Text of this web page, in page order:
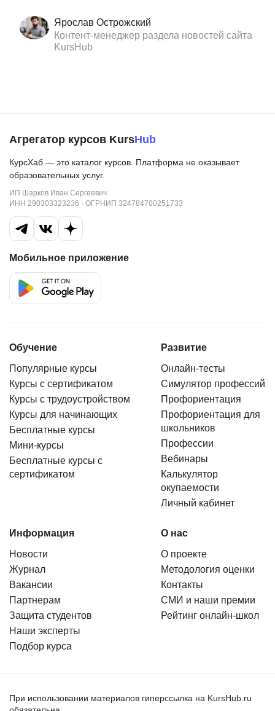
Ярослав Острожский
Контент-менеджер раздела новостей сайта
KursHub
Агрегатор курсов KursHub
КурсХаб — это каталог курсов. Платформа не оказывает
образовательных услуг.
ИП Шарков Иван Сергеевич
ИНН 290303323236 · ОГРНИП 324784700251733
Мобильное приложение
Обучение
Популярные курсы
Курсы с сертификатом
Курсы с трудоустройством
Курсы для начинающих
Бесплатные курсы
Мини-курсы
Бесплатные курсы с
сертификатом
Развитие
Онлайн-тесты
Симулятор профессий
Профориентация
Профориентация для
школьников
Профессии
Вебинары
Калькулятор
окупаемости
Личный кабинет
Информация
Новости
Журнал
Вакансии
Партнерам
Защита студентов
Наши эксперты
Подбор курса
О нас
О проекте
Методология оценки
Контакты
СМИ и наши премии
Рейтинг онлайн-школ
При использовании материалов гиперссылка на KursHub.ru